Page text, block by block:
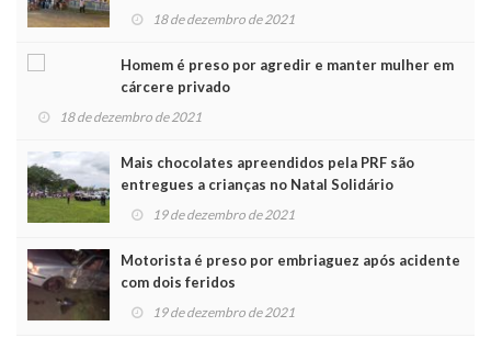
Noel
18 de dezembro de 2021
Homem é preso por agredir e manter mulher em
cárcere privado
18 de dezembro de 2021
Mais chocolates apreendidos pela PRF são
entregues a crianças no Natal Solidário
19 de dezembro de 2021
Motorista é preso por embriaguez após acidente
com dois feridos
19 de dezembro de 2021